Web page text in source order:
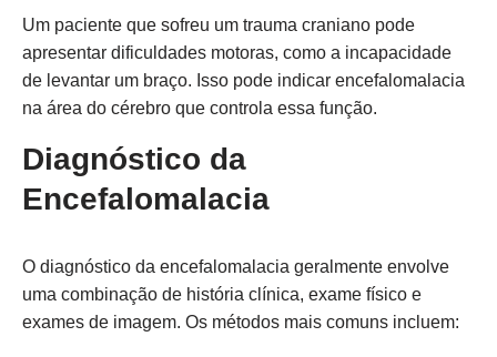
Um paciente que sofreu um trauma craniano pode
apresentar dificuldades motoras, como a incapacidade
de levantar um braço. Isso pode indicar encefalomalacia
na área do cérebro que controla essa função.
Diagnóstico da
Encefalomalacia
O diagnóstico da encefalomalacia geralmente envolve
uma combinação de história clínica, exame físico e
exames de imagem. Os métodos mais comuns incluem: